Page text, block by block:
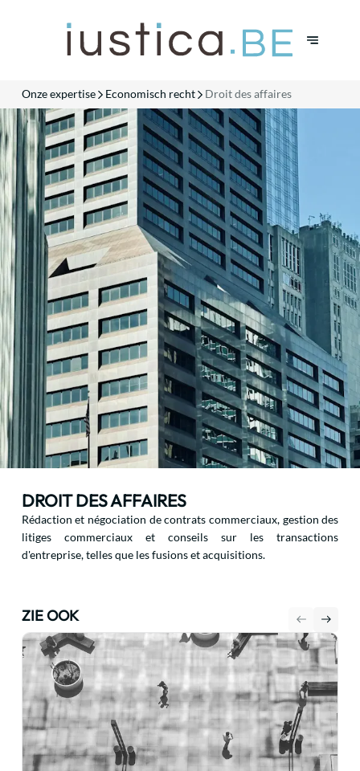
Onze expertise Economisch recht Droit des affaires
DROIT DES AFFAIRES
Rédaction et négociation de contrats commerciaux, gestion des
litiges commerciaux et conseils sur les transactions
d'entreprise, telles que les fusions et acquisitions.
ZIE OOK